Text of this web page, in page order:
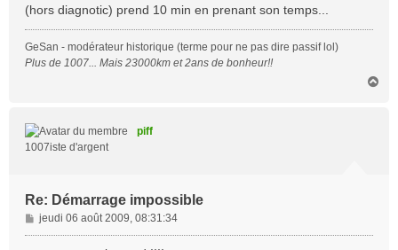
e
(hors diagnotic) prend 10 min en prenant son temps...
GeSan - modérateur historique (terme pour ne pas dire passif lol)
Plus de 1007... Mais 23000km et 2ans de bonheur!!
piff
1007iste d'argent
Re: Démarrage impossible
M
e
jeudi 06 août 2009, 08:31:34